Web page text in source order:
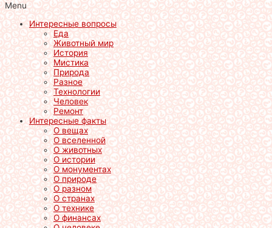
Menu
Интересные вопросы
Еда
Животный мир
История
Мистика
Природа
Разное
Технологии
Человек
Ремонт
Интересные факты
О вещах
О вселенной
О животных
О истории
О монументах
О природе
О разном
О странах
О технике
О финансах